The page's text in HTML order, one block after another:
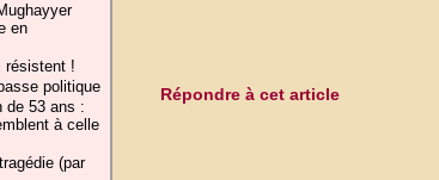
en
résistent !
politique
de 53 ans :
à celle
(par
Répondre à cet article